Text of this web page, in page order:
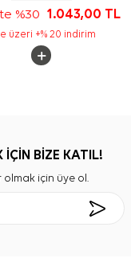
%30 1.043,00 TL
üzeri +% 20 indirim
İÇİN BİZE KATIL!
için üye ol.